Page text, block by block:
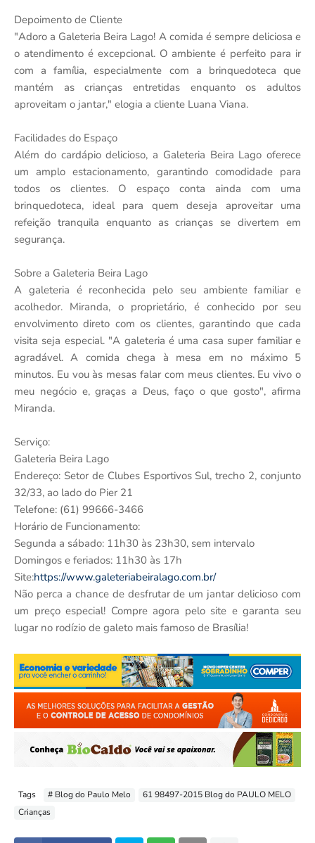
Depoimento de Cliente
"Adoro a Galeteria Beira Lago! A comida é sempre deliciosa e
o atendimento é excepcional. O ambiente é perfeito para ir
com a família, especialmente com a brinquedoteca que
mantém as crianças entretidas enquanto os adultos
aproveitam o jantar," elogia a cliente Luana Viana.
Facilidades do Espaço
Além do cardápio delicioso, a Galeteria Beira Lago oferece
um amplo estacionamento, garantindo comodidade para
todos os clientes. O espaço conta ainda com uma
brinquedoteca, ideal para quem deseja aproveitar uma
refeição tranquila enquanto as crianças se divertem em
segurança.
Sobre a Galeteria Beira Lago
A galeteria é reconhecida pelo seu ambiente familiar e
acolhedor. Miranda, o proprietário, é conhecido por seu
envolvimento direto com os clientes, garantindo que cada
visita seja especial. "A galeteria é uma casa super familiar e
agradável. A comida chega à mesa em no máximo 5
minutos. Eu vou às mesas falar com meus clientes. Eu vivo o
meu negócio e, graças a Deus, faço o que gosto", afirma
Miranda.
Serviço:
Galeteria Beira Lago
Endereço: Setor de Clubes Esportivos Sul, trecho 2, conjunto
32/33, ao lado do Pier 21
Telefone: (61) 99666-3466
Horário de Funcionamento:
Segunda a sábado: 11h30 às 23h30, sem intervalo
Domingos e feriados: 11h30 às 17h
Site:https://www.galeteriabeiralago.com.br/
Não perca a chance de desfrutar de um jantar delicioso com
um preço especial! Compre agora pelo site e garanta seu
lugar no rodízio de galeto mais famoso de Brasília!
Tags # Blog do Paulo Melo
61 98497-2015 Blog do PAULO MELO
Crianças